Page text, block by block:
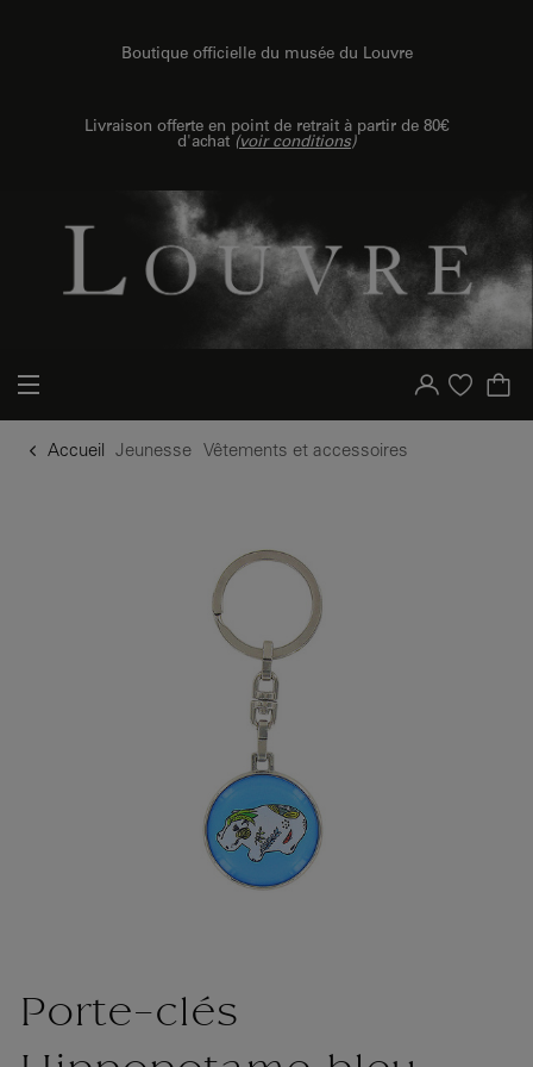
Boutique officielle du musée du Louvre
Livraison offerte en point de retrait à partir de 80€
d'achat (voir conditions)
Votre compte
Liste d'achat
Accueil Jeunesse Vêtements et accessoires
Porte-clés